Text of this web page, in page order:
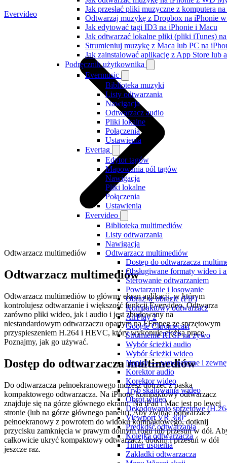
Jak przesłać pliki muzyczne z komputera
Odtwarzaj muzykę z Dropbox na iPhonie
Jak edytować tagi ID3 na iPhonie i Macu
Jak odtwarzać lokalne pliki (pliki iTunes)
Strumieniuj muzykę z Maca lub PC na
Jak zainstalować aplikację z App Store
Podręcznik użytkownika
Evermusic
Biblioteka muzyki
Listy odtwarzania
Nawigacja
Odtwarzacz audio
Pliki lokalne
Połączenia
Ustawienia
Evertag
Edytor tagów
Mapowania pól tagów
Nawigacja
Pliki lokalne
Połączenia
Ustawienia
Evervideo
Biblioteka multimediów
Listy odtwarzania
Nawigacja
Odtwarzacz multimediów
Dostęp do odtwarzacza
Obsługiwane formaty wideo i
Sterowanie odtwarzaniem
Powtarzanie i losowanie
Obraz w obrazie (PiP)
Kompaktowy odtwarzacz
AirPlay 2
Google Chromecast
Strumienie RTSP na żywo
Wybór ścieżki audio
Wybór ścieżki wideo
Napisy — wewnętrzne i
Korektor audio
Korektor wideo
Tryb skalowania wideo
Obrót wideo
Dekodowanie sprzętowe
Viewport VR 360°
Prędkość odtwarzania
Kolejka odtwarzacza
Timer uśpienia
Zakładki odtwarzacza
Evervideo
Odtwarzacz multimediów
Odtwarzacz multimediów
Odtwarzacz multimediów to główny ekran aplikacji, w którym
kontrolujesz odtwarzanie i większość funkcji Evervideo. Odtwarza
zarówno pliki wideo, jak i audio i jest zbudowany na
niestandardowym odtwarzaczu opartym na FFmpeg ze sprzętowym
przyspieszeniem H.264 i HEVC, który wykonuje ciężką pracę.
Poznajmy, jak go używać.
Dostęp do odtwarzacza multimediów
Do odtwarzacza pełnoekranowego możesz dotrzeć z paska
kompaktowego odtwarzacza. Na iPhone kompaktowy odtwarzacz
znajduje się na górze głównego ekranu. Na iPad i Mac jest po lewej
stronie (lub na górze głównego panelu). Aby zwinąć odtwarzacz
pełnoekranowy z powrotem do widoku kompaktowego, dotknij
przycisku zamknięcia w prawym dolnym rogu lub przesuń w dół.
całkowicie ukryć kompaktowy odtwarzacz, dotknij i przesuń w dół
jeszcze raz.